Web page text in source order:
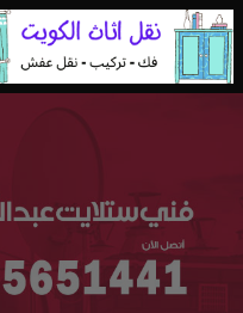
التخطي
إلى
المحتوى
هل تبحث عن أفضل خدمات
تصليح جميع الخدمات المنزلية